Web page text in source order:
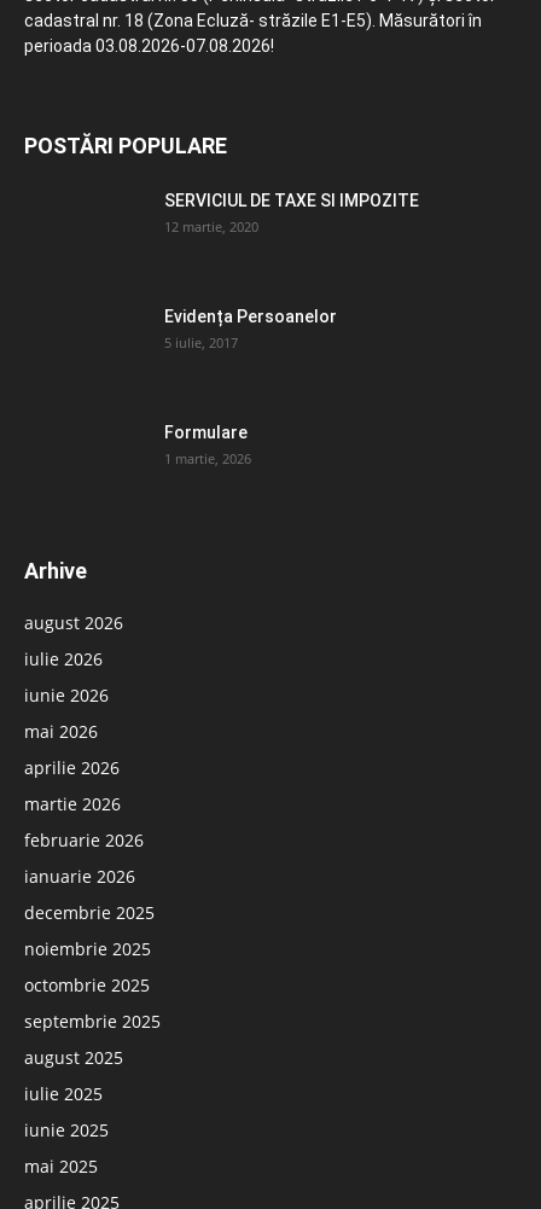
cadastral nr. 18 (Zona Ecluză- străzile E1-E5). Măsurători în
perioada 03.08.2026-07.08.2026!
POSTĂRI POPULARE
SERVICIUL DE TAXE SI IMPOZITE
12 martie, 2020
Evidența Persoanelor
5 iulie, 2017
Formulare
1 martie, 2026
Arhive
august 2026
iulie 2026
iunie 2026
mai 2026
aprilie 2026
martie 2026
februarie 2026
ianuarie 2026
decembrie 2025
noiembrie 2025
octombrie 2025
septembrie 2025
august 2025
iulie 2025
iunie 2025
mai 2025
aprilie 2025